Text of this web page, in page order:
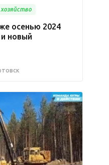
осенью 2024
новый